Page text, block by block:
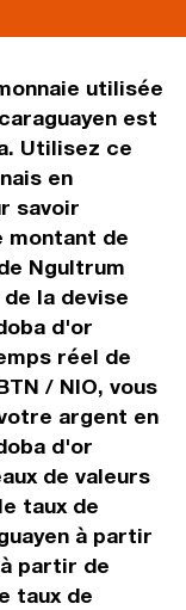
utilisée
est
Utilisez ce
en
savoir
montant de
Ngultrum
la devise
d'or
réel de
/ NIO, vous
argent en
d'or
de valeurs
taux de
à partir
partir de
taux de